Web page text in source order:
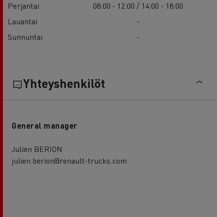
Perjantai
08:00 - 12:00 / 14:00 - 18:00
Lauantai
-
Sunnuntai
-
Yhteyshenkilöt
General manager
Julien BERION
julien.berion@renault-trucks.com